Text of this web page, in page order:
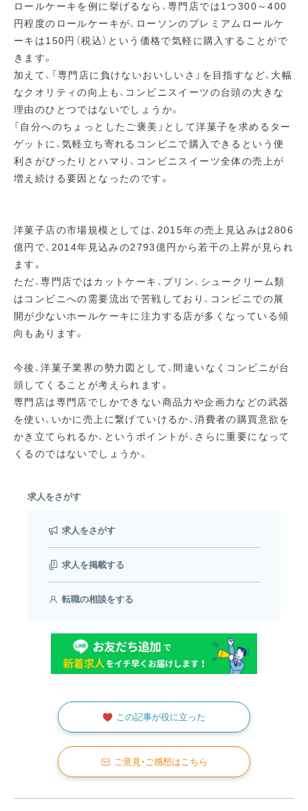
ロールケーキを例に挙げるなら、専門店では1つ300～400
円程度のロールケーキが、ローソンのプレミアムロールケ
ーキは150円（税込）という価格で気軽に購入することがで
きます。
加えて、「専門店に負けないおいしいさ」を目指すなど、大幅
なクオリティの向上も、コンビニスイーツの台頭の大きな
理由のひとつではないでしょうか。
「自分へのちょっとしたご褒美」として洋菓子を求めるター
ゲットに、気軽立ち寄れるコンビニで購入できるという便
利さがぴったりとハマり、コンビニスイーツ全体の売上が
増え続ける要因となったのです。
洋菓子店の市場規模としては、2015年の売上見込みは2806
億円で、2014年見込みの2793億円から若干の上昇が見られ
ます。
ただ、専門店ではカットケーキ、プリン、シュークリーム類
はコンビニへの需要流出で苦戦しており、コンビニでの展
開が少ないホールケーキに注力する店が多くなっている傾
向もあります。
今後、洋菓子業界の勢力図として、間違いなくコンビニが台
頭してくることが考えられます。
専門店は専門店でしかできない商品力や企画力などの武器
を使い、いかに売上に繋げていけるか、消費者の購買意欲を
かき立てられるか、というポイントが、さらに重要になって
くるのではないでしょうか。
求人をさがす
求人をさがす
求人を掲載する
転職の相談をする
この記事が役に立った
ご意見・ご感想はこちら